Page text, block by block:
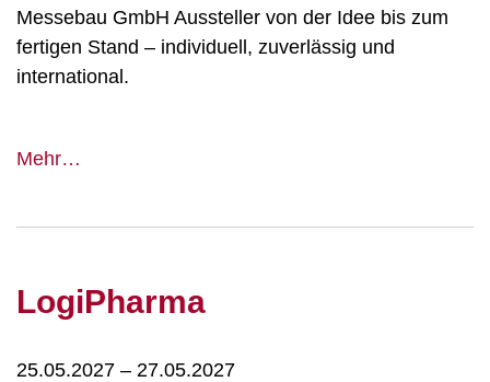
Messebau GmbH Aussteller von der Idee bis zum
fertigen Stand – individuell, zuverlässig und
international.
Mehr…
LogiPharma
25.05.2027 – 27.05.2027